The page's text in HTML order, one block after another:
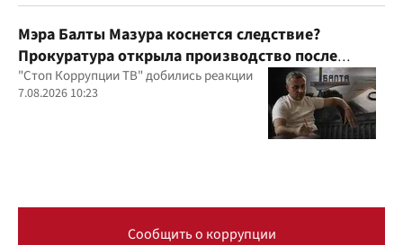
Мэра Балты Мазура коснется следствие?
Прокуратура открыла производство после
расследования "Стоп Коррупции ТВ"
"Стоп Коррупции ТВ" добились реакции
7.08.2026 10:23
Сообщить о коррупции